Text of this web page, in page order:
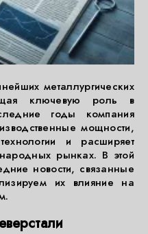
металлургических
ключевую роль в
годы компания
мощности,
и расширяет
рынках. В этой
новости, связанные
их влияние на